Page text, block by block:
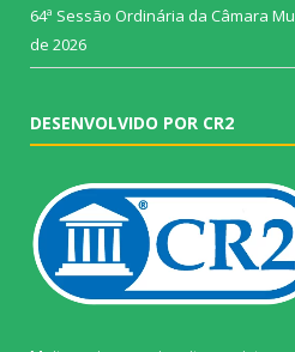
64ª Sessão Ordinária da Câmara
de 2026
DESENVOLVIDO POR CR2